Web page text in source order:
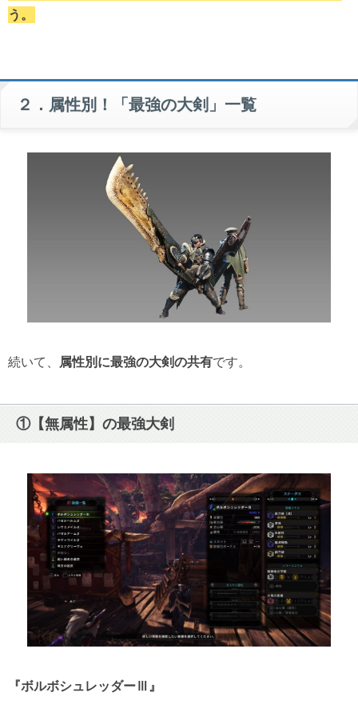
う。
２．属性別！「最強の大剣」一覧
続いて、 属性別に最強の大剣の共有です。
①【無属性】の最強大剣
『ボルボシュレッダーⅢ』